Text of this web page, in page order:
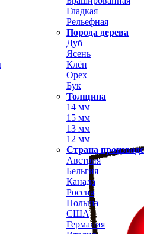
Гладкая
Рельефная
Порода дерева
Дуб
Ясень
Клён
Орех
Бук
Толщина
14 мм
15 мм
13 мм
12 мм
Страна
Австрия
Бельгия
Канада
Россия
Польша
США
Германия